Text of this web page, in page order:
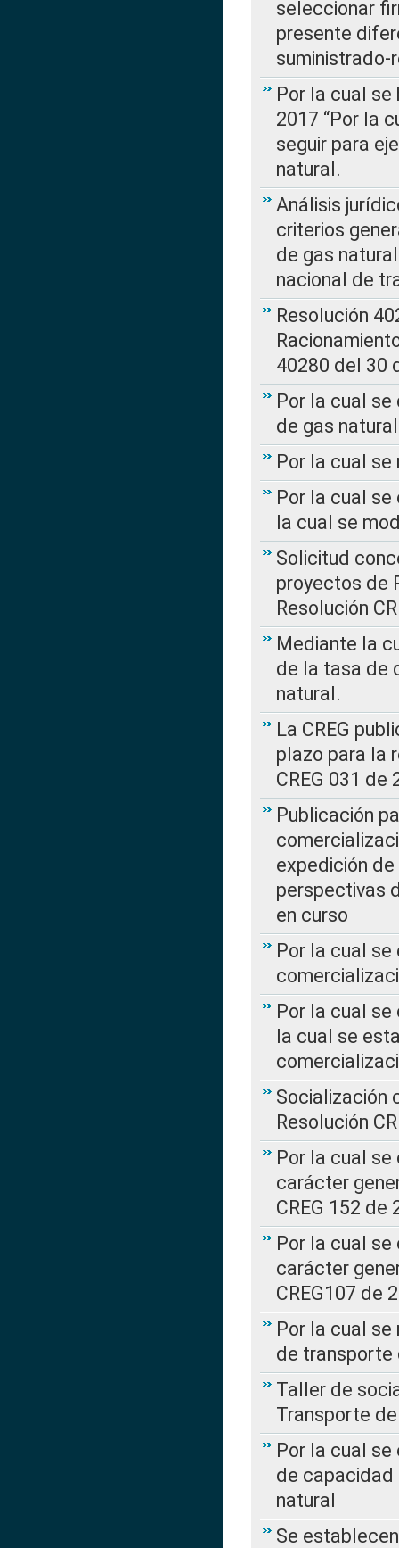
seleccionar
presente
Por la cual se
2017 “Por la
seguir para
natural.
Análisis
criterios
de gas
nacional de
Resolución
40280 del 30
Por la cual
de gas natural
Por la cual se
Por la cual se
la cual se
Solicitud
proyectos de
Resolución
Mediante la
de la tasa de
natural.
La CREG
plazo para la
CREG 031 de
Publicación
expedición de
perspectivas
en curso
Por la cual
Por la cual se
la cual se
Socialización
Resolución
Por la cual
carácter
CREG 152 de
Por la cual
carácter
CREG107 de
Por la cual
de transporte
Taller de
Transporte
Por la cual
de capacidad
natural
Se